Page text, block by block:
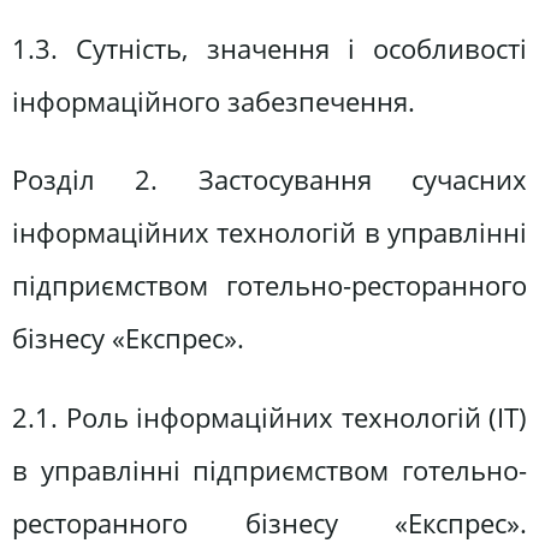
1.3. Сутність, значення і особливості
інформаційного забезпечення.
Розділ 2. Застосування сучасних
інформаційних технологій в управлінні
підприємством готельно-ресторанного
бізнесу «Експрес».
2.1. Роль інформаційних технологій (IT)
в управлінні підприємством готельно-
ресторанного бізнесу «Експрес».